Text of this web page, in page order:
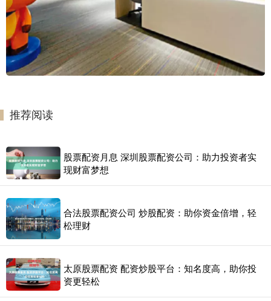
推荐阅读
股票配资月息 深圳股票配资公司：助力投资者实
现财富梦想
合法股票配资公司 炒股配资：助你资金倍增，轻
松理财
太原股票配资 配资炒股平台：知名度高，助你投
资更轻松